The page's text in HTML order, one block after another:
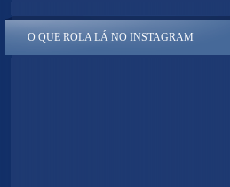
O QUE ROLA LÁ NO INSTAGRAM